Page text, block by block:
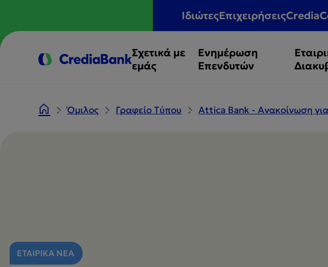
ΙδιώτεςΕπιχειρήσεις
Σχετικά με
εμάς
Ενημέρωση
Επενδυτών
Όμιλος Γραφείο Tύπου Attica Bank - Ανακοίνωση
ΕΤΑΙΡΙΚΑ ΝΕΑ